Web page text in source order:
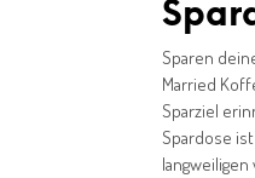
Sparen
Married
Sparziel
Spardose
langweiligen